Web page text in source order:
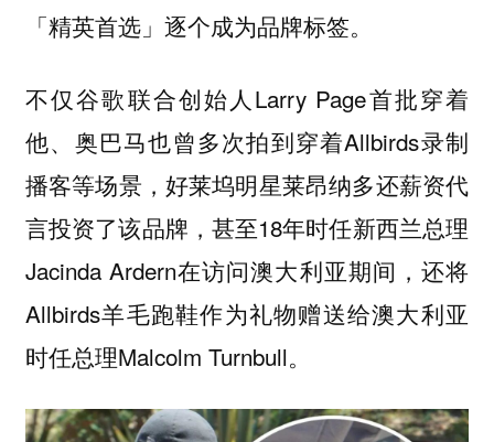
「精英首选」 逐个成为品牌标签。
不仅谷歌联合创始人Larry Page首批穿着
他、奥巴马也曾多次拍到穿着Allbirds录制
播客等场景，好莱坞明星莱昂纳多还薪资代
言投资了该品牌，甚至18年时任新西兰总理
Jacinda Ardern在访问澳大利亚期间，还将
Allbirds羊毛跑鞋作为礼物赠送给澳大利亚
时任总理Malcolm Turnbull。